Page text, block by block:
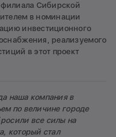
филиала Сибирской
в номинации
инвестиционного
реализуемого
в этот проект
наша компания в
по величине городе
все силы на
который стал